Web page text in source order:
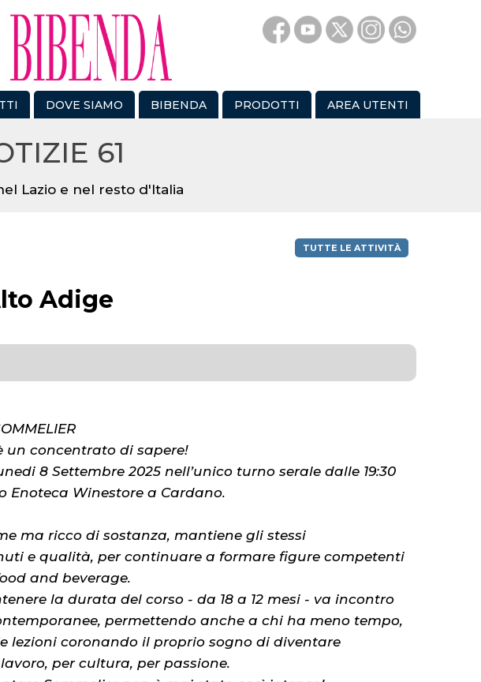
DOVE SIAMO BIBENDA PRODOTTI AREA UTENTI
61
Lazio e nel resto d'Italia
TUTTE LE ATTIVITÀ
Adige
un concentrato di sapere!
8 Settembre 2025 nell’unico turno serale dalle 19:30
Enoteca Winestore a Cardano.
ma ricco di sostanza, mantiene gli stessi
e qualità, per continuare a formare figure competenti
and beverage.
la durata del corso - da 18 a 12 mesi - va incontro
permettendo anche a chi ha meno tempo,
lezioni coronando il proprio sogno di diventare
per cultura, per passione.